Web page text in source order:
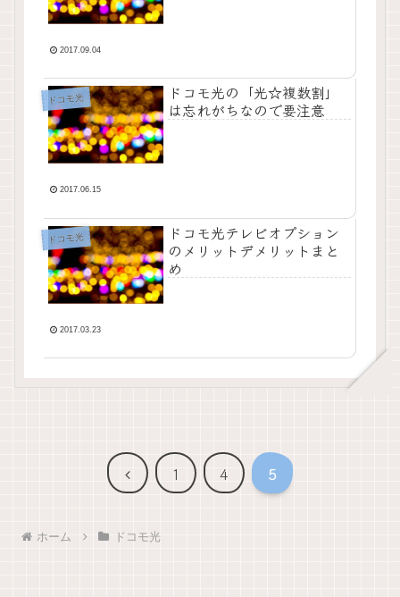
2017.09.04
ドコモ光
ドコモ光の「光☆複数割」
は忘れがちなので要注意
2017.06.15
ドコモ光
ドコモ光テレビオプション
のメリットデメリットまと
め
2017.03.23
前
1 4 5
ホーム ドコモ光